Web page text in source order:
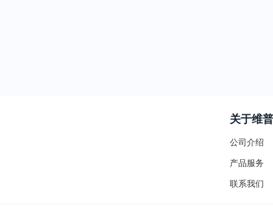
关于维普
公司介绍
产品服务
联系我们